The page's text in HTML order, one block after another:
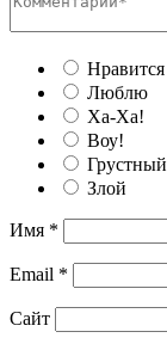
Нравится
Люблю
Ха-Ха!
Воу!
Грустный
Злой
Имя *
Email *
Сайт